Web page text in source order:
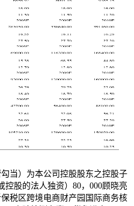
）为本公司控股股东之控股子
股的法人独资）80，000顾晓亮
税区跨境电商财产园国际商务核